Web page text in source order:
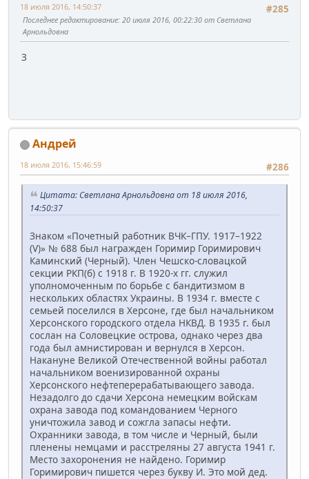
#285
18 июля 2016, 14:50:37
Последнее редактирование: 20 июля 2016, 00:22:30 от Светлана
Арнольдовна
З
Андрей
#286
18 июля 2016, 15:46:59
Цитата: Светлана Арнольдовна от 18 июля 2016,
14:50:37
Знаком «Почетный работник ВЧК–ГПУ. 1917–1922
(V)» № 688 был награжден Горимир Горимирович
Каминский (Черный). Член Чешско-словацкой
секции РКП(б) с 1918 г. В 1920-х гг. служил
уполномоченным по борьбе с бандитизмом в
нескольких областях Украины. В 1934 г. вместе с
семьей поселился в Херсоне, где был начальником
Херсонского городского отдела НКВД. В 1935 г. был
сослан на Соловецкие острова, однако через два
года был амнистирован и вернулся в Херсон.
Накануне Великой Отечественной войны работал
начальником военизированной охраны
Херсонского нефтеперерабатывающего завода.
Незадолго до сдачи Херсона немецким войскам
охрана завода под командованием Черного
уничтожила завод и сожгла запасы нефти.
Охранники завода, в том числе и Черный, были
пленены немцами и расстреляны 27 августа 1941 г.
Место захоронения не найдено. Горимир
Горимирович пишется через букву И. Это мой дед.